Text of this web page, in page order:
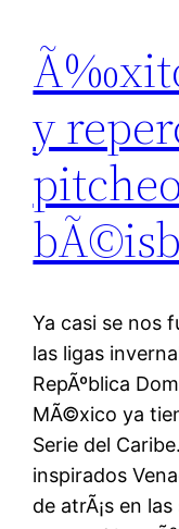
y
Ya casi se nos
las ligas
RepÃºblica
MÃ©xico ya
Serie del
inspirados
de atrÃ¡s en